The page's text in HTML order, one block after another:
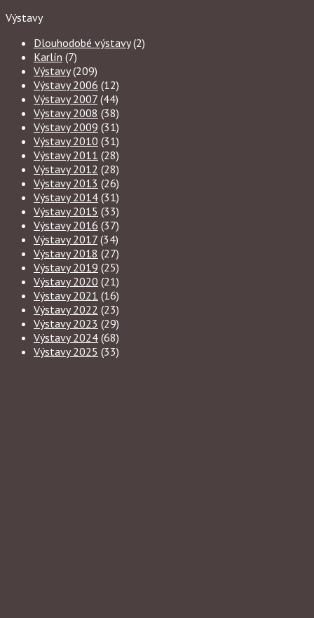
Výstavy
Dlouhodobé výstavy(2)
Karlín (7)
Výstavy(209)
Výstavy 2006 (12)
Výstavy 2007 (44)
Výstavy 2008 (38)
Výstavy 2009 (31)
Výstavy 2010 (31)
Výstavy 2011 (28)
Výstavy 2012 (28)
Výstavy 2013 (26)
Výstavy 2014 (31)
Výstavy 2015 (33)
Výstavy 2016 (37)
Výstavy 2017 (34)
Výstavy 2018 (27)
Výstavy 2019 (25)
Výstavy 2020 (21)
Výstavy 2021 (16)
Výstavy 2022 (23)
Výstavy 2023 (29)
Výstavy 2024 (68)
Výstavy 2025 (33)